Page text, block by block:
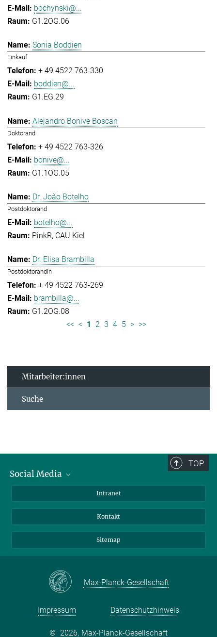
bochynski@...
G1.2OG.06
Sonia Boddien
Einkauf
+ 49 4522 763-330
boddien@...
G1.EG.29
Alejandro Bonive Boscan
Doktorand
+ 49 4522 763-326
bonive@...
G1.1OG.05
Dr. João Botelho
Postdoktorand
botelho@...
PinkR, CAU Kiel
Dr. Elisa Brambilla
Postdoktorandin
+ 49 4522 763-269
brambilla@...
G1.2OG.08
<< < 1 2 3 4 5 > >>
Mitarbeiter:innen
Suche
TOP
Social Media
LinkedIn
Intranet
Kontakt
Sitemap
Max-Planck-Gesellschaft
Impressum Datenschutzhinweis
© 2026, Max-Planck-Gesellschaft